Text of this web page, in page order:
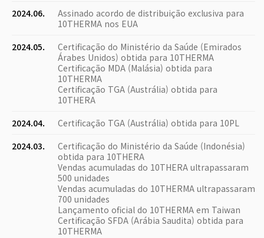
2024.06.
Assinado acordo de distribuição exclusiva para
10THERMA nos EUA
2024.05.
Certificação do Ministério da Saúde (Emirados
Árabes Unidos) obtida para 10THERMA
Certificação MDA (Malásia) obtida para
10THERMA
Certificação TGA (Austrália) obtida para
10THERA
2024.04.
Certificação TGA (Austrália) obtida para 10PL
2024.03.
Certificação do Ministério da Saúde (Indonésia)
obtida para 10THERA
Vendas acumuladas do 10THERA ultrapassaram
500 unidades
Vendas acumuladas do 10THERMA ultrapassaram
700 unidades
Lançamento oficial do 10THERMA em Taiwan
Certificação SFDA (Arábia Saudita) obtida para
10THERMA